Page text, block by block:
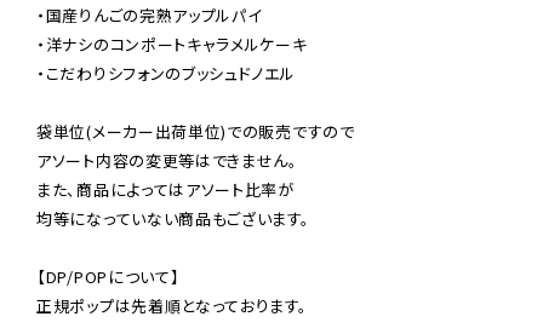
・国産りんごの完熟アップルパイ
・洋ナシのコンポートキャラメルケーキ
・こだわりシフォンのブッシュドノエル
袋単位(メーカー出荷単位)での販売ですので
アソート内容の変更等はできません。
また、商品によってはアソート比率が
均等になっていない商品もございます。
【DP/POPについて】
正規ポップは先着順となっております。